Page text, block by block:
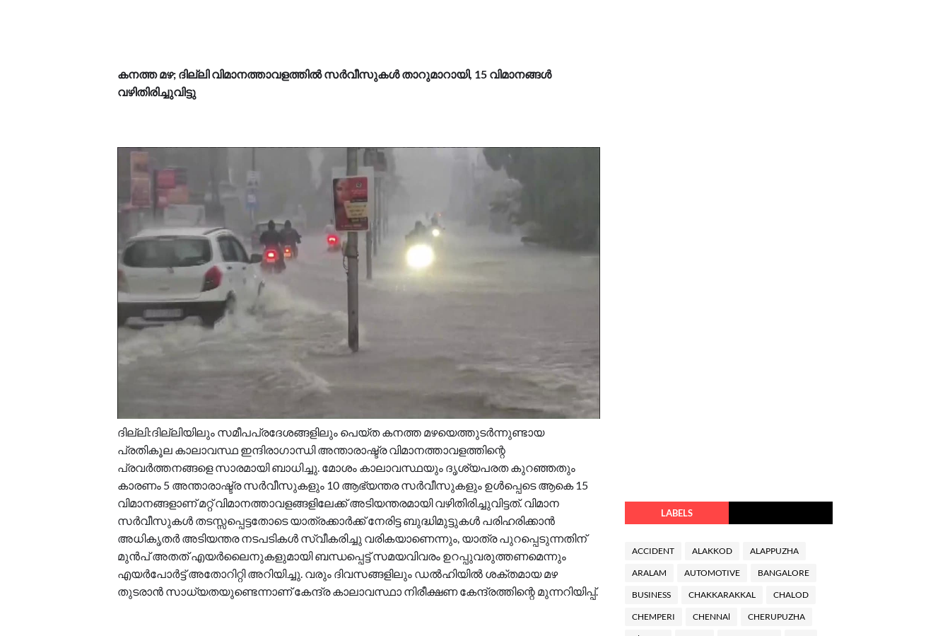
കനത്ത മഴ; ദില്ലി വിമാനത്താവളത്തിൽ സർവീസുകൾ താറുമാറായി, 15 വിമാനങ്ങൾ
വഴിതിരിച്ചുവിട്ടു
ദില്ലി:ദില്ലിയിലും സമീപപ്രദേശങ്ങളിലും പെയ്ത കനത്ത മഴയെത്തുടർന്നുണ്ടായ
പ്രതികൂല കാലാവസ്ഥ ഇന്ദിരാഗാന്ധി അന്താരാഷ്ട്ര വിമാനത്താവളത്തിന്റെ
പ്രവർത്തനങ്ങളെ സാരമായി ബാധിച്ചു. മോശം കാലാവസ്ഥയും ദൃശ്യപരത കുറഞ്ഞതും
കാരണം 5 അന്താരാഷ്ട്ര സർവീസുകളും 10 ആഭ്യന്തര സർവീസുകളും ഉൾപ്പെടെ ആകെ 15
വിമാനങ്ങളാണ് മറ്റ് വിമാനത്താവളങ്ങളിലേക്ക് അടിയന്തരമായി വഴിതിരിച്ചുവിട്ടത്. വിമാന
സർവീസുകൾ തടസ്സപ്പെട്ടതോടെ യാത്രക്കാർക്ക് നേരിട്ട ബുദ്ധിമുട്ടുകൾ പരിഹരിക്കാൻ
അധികൃതർ അടിയന്തര നടപടികൾ സ്വീകരിച്ചു വരികയാണെന്നും, യാത്ര പുറപ്പെടുന്നതിന്
മുൻപ് അതത് എയർലൈനുകളുമായി ബന്ധപ്പെട്ട് സമയവിവരം ഉറപ്പുവരുത്തണമെന്നും
എയർപോർട്ട് അതോറിറ്റി അറിയിച്ചു. വരും ദിവസങ്ങളിലും ഡൽഹിയിൽ ശക്തമായ മഴ
തുടരാൻ സാധ്യതയുണ്ടെന്നാണ് കേന്ദ്ര കാലാവസ്ഥാ നിരീക്ഷണ കേന്ദ്രത്തിന്റെ മുന്നറിയിപ്പ്.
LABELS
ACCIDENT ALAKKOD ALAPPUZHA
ARALAM AUTOMOTIVE BANGALORE
BUSINESS CHAKKARAKKAL CHALOD
CHEMPERI CHENNAl CHERUPUZHA